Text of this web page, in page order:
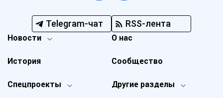
Telegram-чат RSS-лента
Новости
Спецпроекты Другие разделы
История
О нас
Сообщество